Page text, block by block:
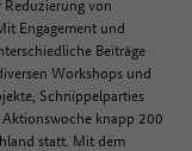
Engagement und
Beiträge
Workshops und
Schnippelparties
knapp 200
statt. Mit dem